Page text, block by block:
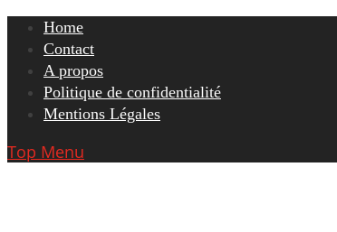
Skip
content
Home
Contact
A propos
Politique de confidentialité
Mentions Légales
Top Menu